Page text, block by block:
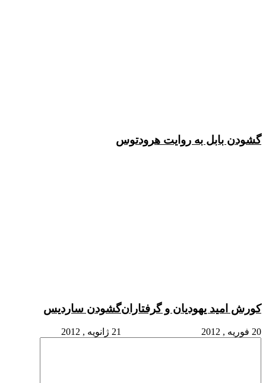
گشودن بابل به روایت هرودتوس
کورش امید یهودیان و گرفتاران
20 فوریه , 2012
گشودن ساردیس
21 ژانویه , 2012